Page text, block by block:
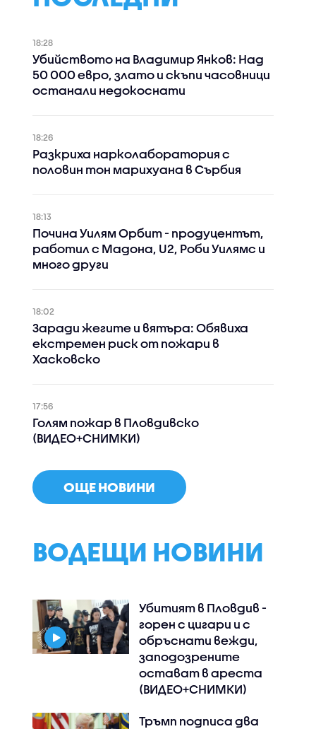
18:28
Убийството на Владимир Янков: Над
50 000 евро, злато и скъпи часовници
останали недокоснати
18:26
Разкриха нарколаборатория с
половин тон марихуана в Сърбия
18:13
Почина Уилям Орбит - продуцентът,
работил с Мадона, U2, Роби Уилямс и
много други
18:02
Заради жегите и вятъра: Обявиха
екстремен риск от пожари в
Хасковско
17:56
Голям пожар в Пловдивско
(ВИДЕО+СНИМКИ)
ОЩЕ НОВИНИ
ВОДЕЩИ НОВИНИ
Убитият в Пловдив -
горен с цигари и с
обръснати вежди,
заподозрените
остават в ареста
(ВИДЕО+СНИМКИ)
Тръмп подписа два